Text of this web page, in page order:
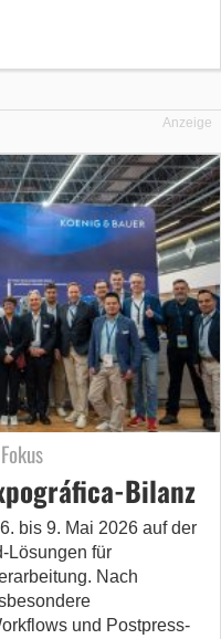
Anzeige
Bilanz
bis 9. Mai 2026 auf der
Lösungen für
Nach
und Postpress-